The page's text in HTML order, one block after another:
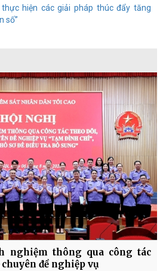
hiện các giải pháp thúc đẩy tăng
số”
nghiệm thông qua công tác
đề nghiệp vụ